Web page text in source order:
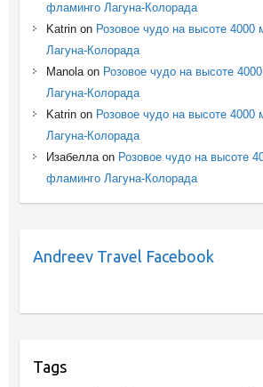
фламинго Лагуна-Колорада
Katrinon Розовое чудо на высоте 4000
Лагуна-Колорада
Manolaon Розовое чудо на высоте
Лагуна-Колорада
Katrinon Розовое чудо на высоте 4000
Лагуна-Колорада
Изабеллаon Розовое чудо на высоте
фламинго Лагуна-Колорада
Andreev Travel Facebook
Tags